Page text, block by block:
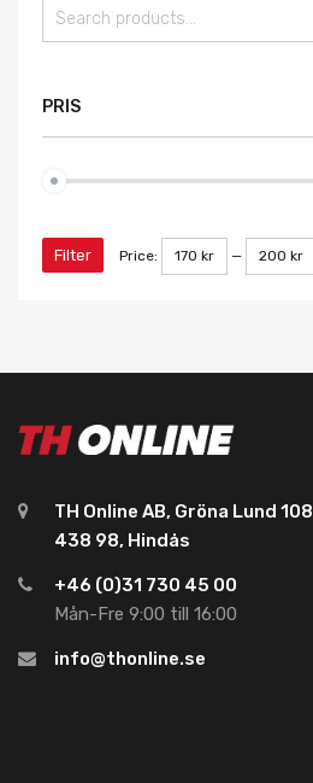
PRIS
Filter Price: 170 kr — 200 kr
TH Online AB, Gröna Lund 108
438 98, Hindås
+46 (0)31 730 45 00
Mån-Fre 9:00 till 16:00
info@thonline.se